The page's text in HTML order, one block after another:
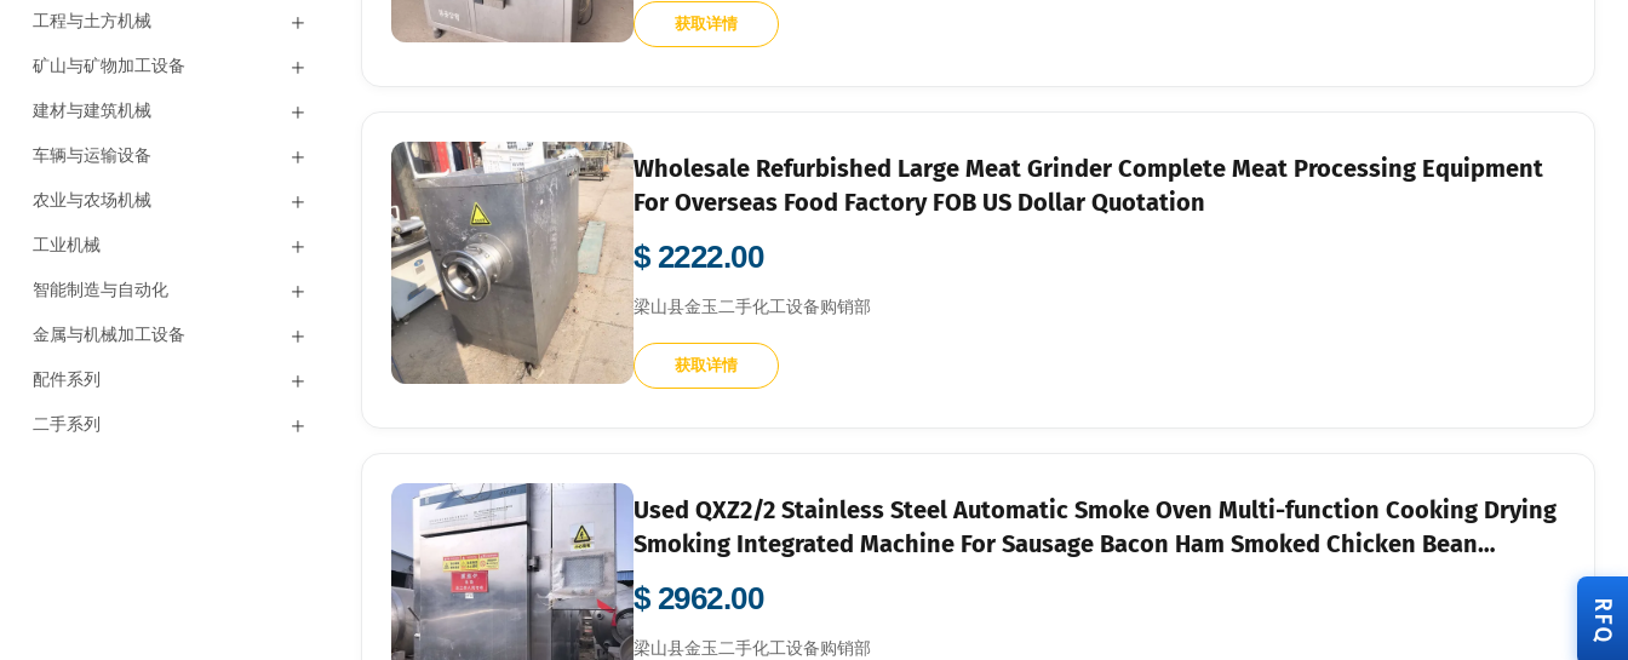
工程与土方机械
矿山与矿物加工设备
建材与建筑机械
车辆与运输设备
农业与农场机械
工业机械
智能制造与自动化
金属与机械加工设备
配件系列
二手系列
获取详情
Wholesale Refurbished Large Meat Grinder Complete Meat Processing Equipment
For Overseas Food Factory FOB US Dollar Quotation
$ 2222.00
梁山县金玉二手化工设备购销部
获取详情
Used QXZ2/2 Stainless Steel Automatic Smoke Oven Multi-function Cooking Drying
Smoking Integrated Machine For Sausage Bacon Ham Smoked Chicken Bean
Products Meat Food Processing Factory Bulk Export FOB USD Price Available
$ 2962.00
梁山县金玉二手化工设备购销部
RFQ